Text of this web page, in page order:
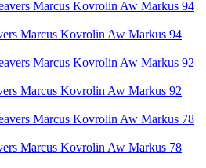
medusa ковролин розовый
Marcus Kovrolin Aw Markus 94
Marcus Kovrolin Aw Markus 92
Marcus Kovrolin Aw Markus 78